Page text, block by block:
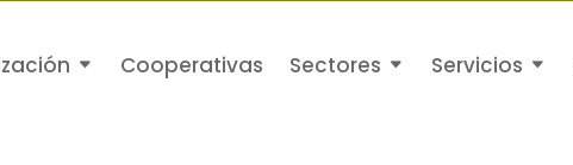
Cooperativas Sectores Servicios